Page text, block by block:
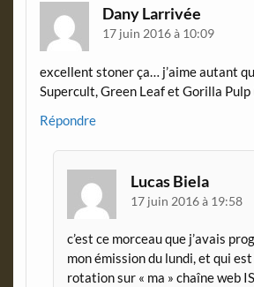
Dany Larrivée
17 juin 2016 à 10:09
excellent stoner ça… j’aime autant
Supercult, Green Leaf et Gorilla Pulp
Répondre
Lucas Biela
17 juin 2016 à 19:58
c’est ce morceau que j’avais
mon émission du lundi, et qui
rotation sur « ma » chaîne web